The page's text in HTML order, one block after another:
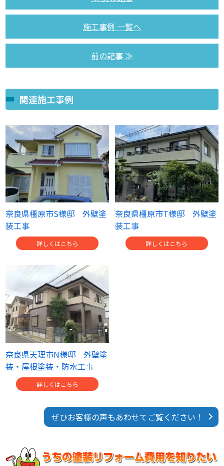
施工事例 一覧へ
前の記事 ≫
関連施工事例
奈良県橿原市S様邸 外壁塗
装工事
詳しくはこちら
奈良県橿原市T様邸 外壁塗
装工事
詳しくはこちら
奈良県天理市N様邸 外壁塗
装・屋根塗装・防水工事
詳しくはこちら
ぜひお客様の声もあわせてご覧ください！